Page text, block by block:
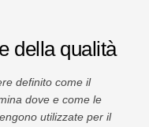
della qualità
definito come il
dove e come le
utilizzate per il